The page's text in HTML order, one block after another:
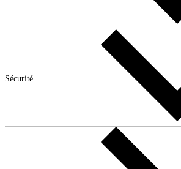
Sécurité